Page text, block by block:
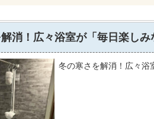
冬の寒さを解消！広々浴